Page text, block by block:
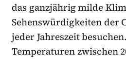
das ganzjährig milde
Sehenswürdigkeiten der
jeder Jahreszeit
Temperaturen zwischen